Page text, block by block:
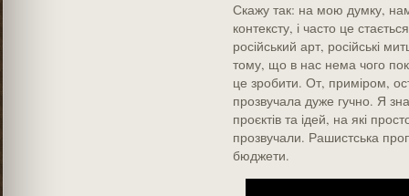
Скажу так: на мою думку,
контексту, і часто це
російський арт, російські
тому, що в нас нема чого
це зробити. От, приміром,
прозвучала дуже гучно. Я
проєктів та ідей, на які
прозвучали. Рашистська
бюджети.